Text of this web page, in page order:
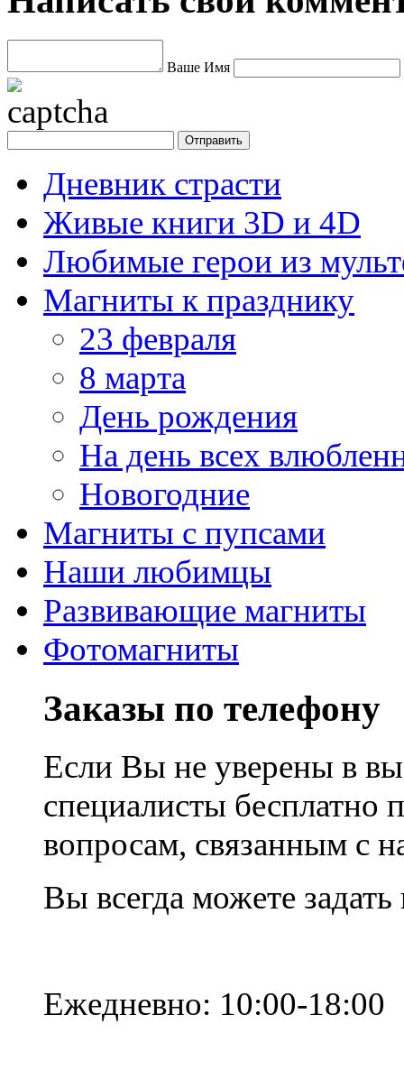
Ваше Имя
Дневник страсти
Живые книги 3D и 4D
Любимые герои из
Магниты к празднику
23 февраля
8 марта
День рождения
На день всех
Новогодние
Магниты с пупсами
Наши любимцы
Развивающие магниты
Фотомагниты
Заказы по телефону
Если Вы не уверены в
специалисты
вопросам, связанным с
Вы всегда можете
Ежедневно: 10:00-18:00